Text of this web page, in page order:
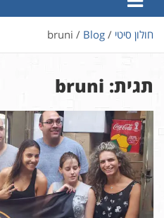
חולון סיטי Blog
bruni
תגית: bruni